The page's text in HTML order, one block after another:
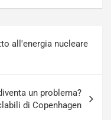
all'energia nucleare
un problema?
di Copenhagen